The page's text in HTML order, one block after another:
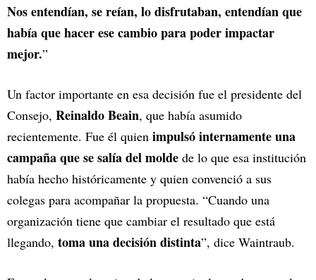
Nos entendían, se reían, lo disfrutaban, entendían que
había que hacer ese cambio para poder impactar
mejor.”
Un factor importante en esa decisión fue el presidente del
Consejo, Reinaldo Beain, que había asumido
recientemente. Fue él quien impulsó internamente una
campaña que se salía del molde de lo que esa institución
había hecho históricamente y quien convenció a sus
colegas para acompañar la propuesta. “Cuando una
organización tiene que cambiar el resultado que está
llegando, toma una decisión distinta”, dice Waintraub.